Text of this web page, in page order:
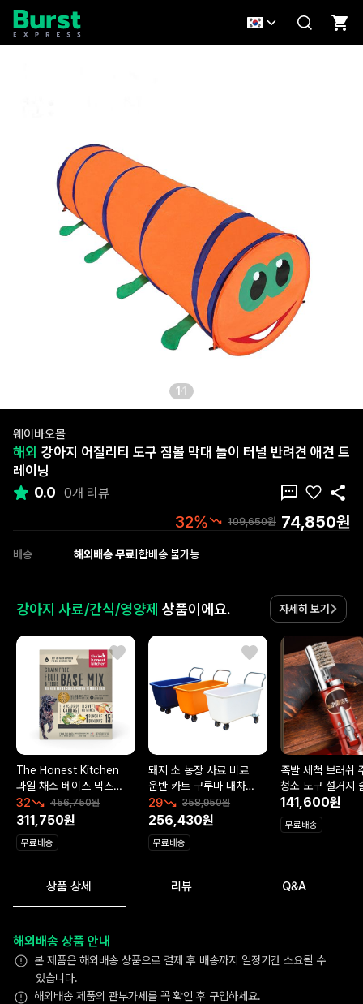
1 1
웨이바오몰
해외 강아지 어질리티 도구 짐볼 막대 놀이 터널 반려견 애견 트
레이닝
0.0 0개 리뷰
32% 109,650원 74,850원
배송 해외배송 무료 합배송 불가능
강아지 사료/간식/영양제 상품이에요. 자세히 보기
The Honest Kitchen
과일 채소 베이스 믹스
강아지 사료 3.17kg
32 456,750원
311,750원
무료배송
돼지 소 농장 사료 비료
운반 카트 구루마 대차
끌차 수레
29 358,950원
256,430원
무료배송
족발 세척 브러쉬
청소 도구 설거지
깨끗한 관리용품
141,600원
무료배송
상품 상세 리뷰 Q&A
해외배송 상품 안내
본 제품은 해외배송 상품으로 결제 후 배송까지 일정기간 소요될 수
있습니다.
해외배송 제품의 관부가세를 꼭 확인 후 구입하세요.